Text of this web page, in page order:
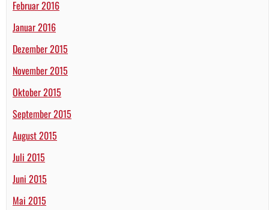
Februar 2016
Januar 2016
Dezember 2015
November 2015
Oktober 2015
September 2015
August 2015
Juli 2015
Juni 2015
Mai 2015